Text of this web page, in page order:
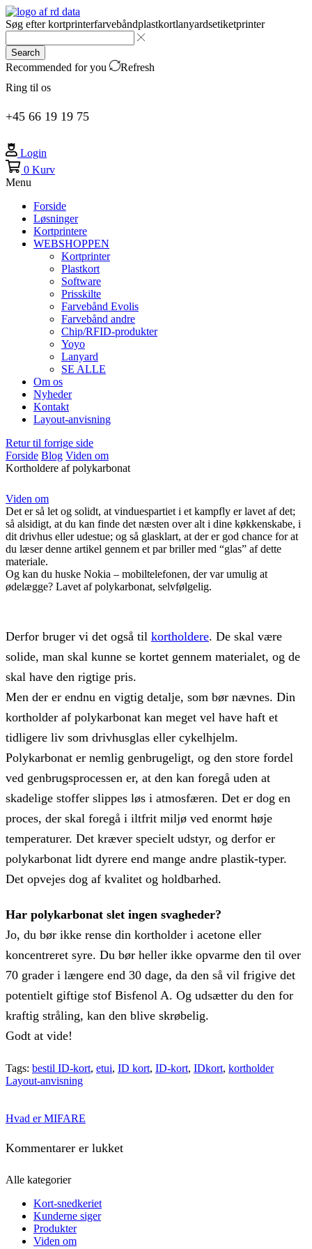
Søg efterkortprinterfarvebåndplastkortlanyardsetiketprinter
Search
Recommended for you
Refresh
Ring til os
+45 66 19 19 75
Login
0 Kurv
Menu
Forside
Løsninger
Kortprintere
WEBSHOPPEN
Kortprinter
Plastkort
Software
Prisskilte
Farvebånd Evolis
Farvebånd andre
Chip/RFID-produkter
Yoyo
Lanyard
SE ALLE
Om os
Nyheder
Kontakt
Layout-anvisning
Retur til forrige side
Forside Blog Viden om
Kortholdere af polykarbonat
Viden om
Det er så let og solidt, at vinduespartiet i et kampfly er lavet af det;
så alsidigt, at du kan finde det næsten over alt i dine køkkenskabe, i
dit drivhus eller udestue; og så glasklart, at der er god chance for at
du læser denne artikel gennem et par briller med “glas” af dette
materiale.
Og kan du huske Nokia – mobiltelefonen, der var umulig at
ødelægge? Lavet af polykarbonat, selvfølgelig.
Derfor bruger vi det også til kortholdere. De skal være
solide, man skal kunne se kortet gennem materialet, og de
skal have den rigtige pris.
Men der er endnu en vigtig detalje, som bør nævnes. Din
kortholder af polykarbonat kan meget vel have haft et
tidligere liv som drivhusglas eller cykelhjelm.
Polykarbonat er nemlig genbrugeligt, og den store fordel
ved genbrugsprocessen er, at den kan foregå uden at
skadelige stoffer slippes løs i atmosfæren. Det er dog en
proces, der skal foregå i iltfrit miljø ved enormt høje
temperaturer. Det kræver specielt udstyr, og derfor er
polykarbonat lidt dyrere end mange andre plastik-typer.
Det opvejes dog af kvalitet og holdbarhed.
Har polykarbonat slet ingen svagheder?
Jo, du bør ikke rense din kortholder i acetone eller
koncentreret syre. Du bør heller ikke opvarme den til over
70 grader i længere end 30 dage, da den så vil frigive det
potentielt giftige stof Bisfenol A. Og udsætter du den for
kraftig stråling, kan den blive skrøbelig.
Godt at vide!
Tags: bestil ID-kort, etui, ID kort, ID-kort, IDkort, kortholder
Layout-anvisning
Hvad er MIFARE
Kommentarer er lukket
Alle kategorier
Kort-snedkeriet
Kunderne siger
Produkter
Viden om